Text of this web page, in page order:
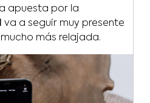
apuesta por la
va a seguir muy presente
más relajada.